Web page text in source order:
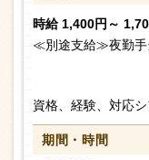
時給 1,400円～
≪別途支給≫夜勤
資格、経験、対応
期間・時間